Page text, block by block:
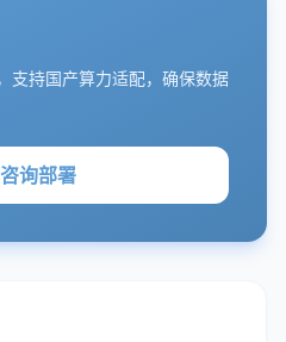
支持国产算力适配，确保数据
询部署